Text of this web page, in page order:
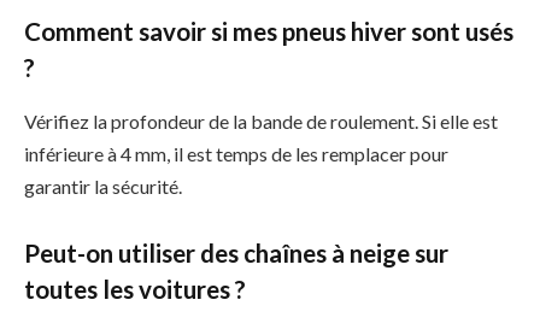
Comment savoir si mes pneus hiver sont usés
?
Vérifiez la profondeur de la bande de roulement. Si elle est
inférieure à 4 mm, il est temps de les remplacer pour
garantir la sécurité.
Peut-on utiliser des chaînes à neige sur
toutes les voitures ?